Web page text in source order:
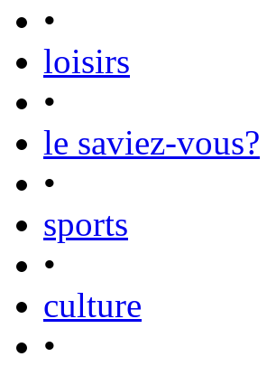
•
loisirs
•
le saviez-vous?
•
sports
•
culture
•